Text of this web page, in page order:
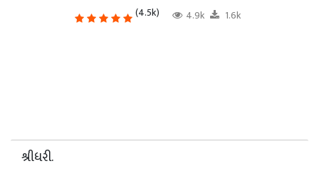
(4.5k) 4.9k 1.6k
શ્રીધરી.